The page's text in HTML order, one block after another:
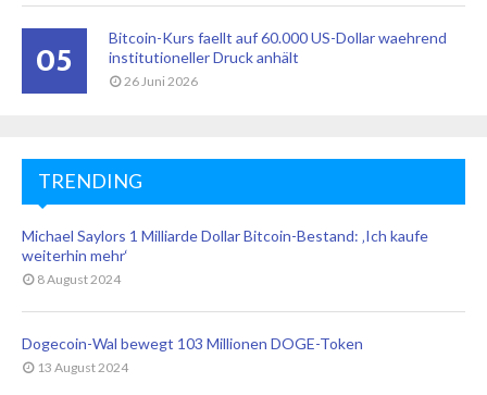
05
Bitcoin-Kurs faellt auf 60.000 US-Dollar waehrend
institutioneller Druck anhält
26 Juni 2026
TRENDING
Michael Saylors 1 Milliarde Dollar Bitcoin-Bestand: ‚Ich kaufe
weiterhin mehr‘
8 August 2024
Dogecoin-Wal bewegt 103 Millionen DOGE-Token
13 August 2024